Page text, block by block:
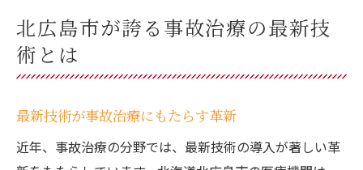
北広島市が誇る事故治療の最新技
術とは
最新技術が事故治療にもたらす革新
近年、事故治療の分野では、最新技術の導入が著しい革